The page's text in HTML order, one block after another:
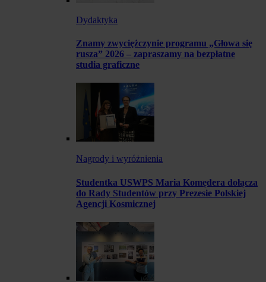
Dydaktyka
Znamy zwyciężczynie programu „Głowa się
rusza” 2026 – zapraszamy na bezpłatne
studia graficzne
Nagrody i wyróżnienia
Studentka USWPS Maria Komędera dołącza
do Rady Studentów przy Prezesie Polskiej
Agencji Kosmicznej